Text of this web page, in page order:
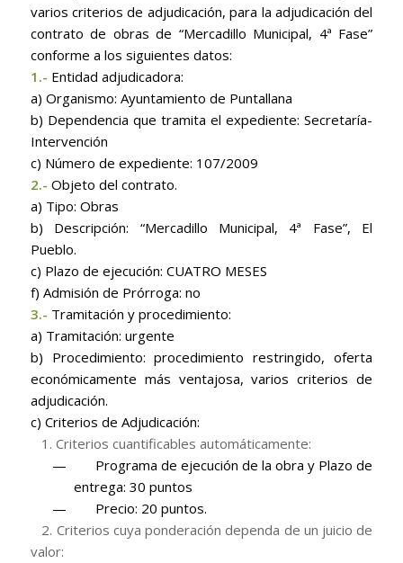
varios criterios de adjudicación, para la adjudicación del
contrato de obrasde “Mercadillo Municipal, 4ª Fase”
conforme a los siguientes datos:
1.- Entidad adjudicadora:
a) Organismo: Ayuntamiento de Puntallana
b) Dependencia que tramita el expediente: Secretaría-
Intervención
c) Número de expediente: 107/2009
2.- Objeto del contrato.
a) Tipo: Obras
b) Descripción: “Mercadillo Municipal, 4ª Fase”, El
Pueblo.
c) Plazo de ejecución: CUATRO MESES
f) Admisión de Prórroga: no
3.- Tramitación y procedimiento:
a) Tramitación: urgente
b) Procedimiento: procedimiento restringido, oferta
económicamente más ventajosa, varios criterios de
adjudicación.
c) Criterios de Adjudicación:
1. Criterios cuantificables automáticamente:
—
Programa de ejecución de la obra y Plazo de
entrega: 30 puntos
—
Precio: 20 puntos.
2. Criterios cuya ponderación dependa de un juicio de
valor: